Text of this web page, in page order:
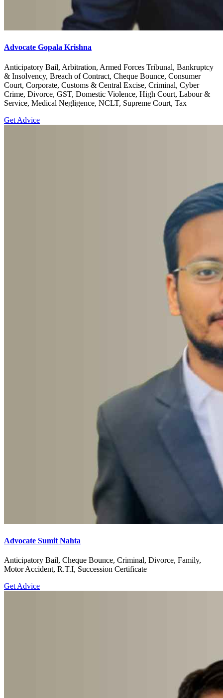
Advocate Gopala Krishna
Anticipatory Bail, Arbitration, Armed Forces Tribunal, Bankruptcy
& Insolvency, Breach of Contract, Cheque Bounce, Consumer
Court, Corporate, Customs & Central Excise, Criminal, Cyber
Crime, Divorce, GST, Domestic Violence, High Court, Labour &
Service, Medical Negligence, NCLT, Supreme Court, Tax
Get Advice
Advocate Sumit Nahta
Anticipatory Bail, Cheque Bounce, Criminal, Divorce, Family,
Motor Accident, R.T.I, Succession Certificate
Get Advice